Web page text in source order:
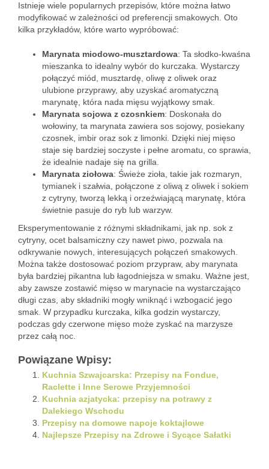
Istnieje wiele popularnych przepisów, które można łatwo
modyfikować w zależności od preferencji smakowych. Oto
kilka przykładów, które warto wypróbować:
Marynata miodowo-musztardowa: Ta słodko-kwaśna
mieszanka to idealny wybór do kurczaka. Wystarczy
połączyć miód, musztardę, oliwę z oliwek oraz
ulubione przyprawy, aby uzyskać aromatyczną
marynatę, która nada mięsu wyjątkowy smak.
Marynata sojowa z czosnkiem: Doskonała do
wołowiny, ta marynata zawiera sos sojowy, posiekany
czosnek, imbir oraz sok z limonki. Dzięki niej mięso
staje się bardziej soczyste i pełne aromatu, co sprawia,
że idealnie nadaje się na grilla.
Marynata ziołowa: Świeże zioła, takie jak rozmaryn,
tymianek i szałwia, połączone z oliwą z oliwek i sokiem
z cytryny, tworzą lekką i orzeźwiającą marynatę, która
świetnie pasuje do ryb lub warzyw.
Eksperymentowanie z różnymi składnikami, jak np. sok z
cytryny, ocet balsamiczny czy nawet piwo, pozwala na
odkrywanie nowych, interesujących połączeń smakowych.
Można także dostosować poziom przypraw, aby marynata
była bardziej pikantna lub łagodniejsza w smaku. Ważne jest,
aby zawsze zostawić mięso w marynacie na wystarczająco
długi czas, aby składniki mogły wniknąć i wzbogacić jego
smak. W przypadku kurczaka, kilka godzin wystarczy,
podczas gdy czerwone mięso może zyskać na marzysze
przez całą noc.
Powiązane Wpisy:
Kuchnia Szwajcarska: Przepisy na Fondue,
Raclette i Inne Serowe Przyjemności
Kuchnia azjatycka: przepisy na potrawy z
Dalekiego Wschodu
Przepisy na domowe napoje koktajlowe
Najlepsze Przepisy na Zdrowe i Sycące Sałatki